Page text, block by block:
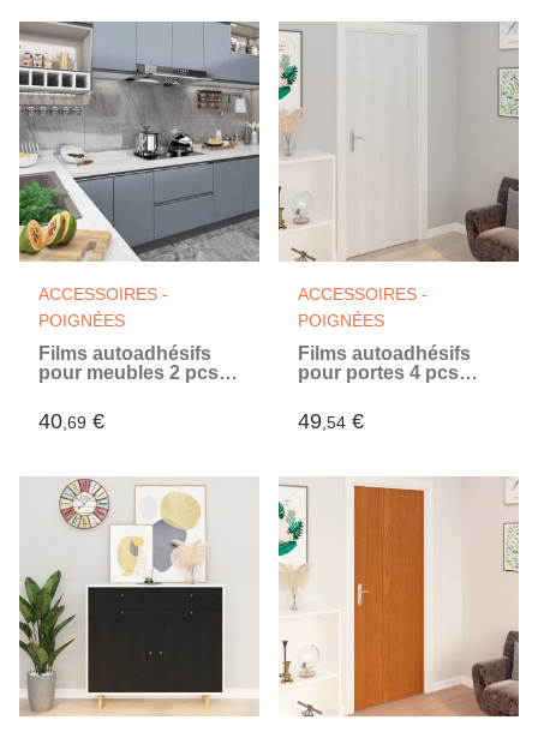
ACCESSOIRES -
POIGNÉES
Films autoadhésifs
pour meubles 2 pcs
(Gris)
40,69 €
ACCESSOIRES -
POIGNÉES
Films autoadhésifs
pour portes 4 pcs
PVC (Blanc)
49,54 €